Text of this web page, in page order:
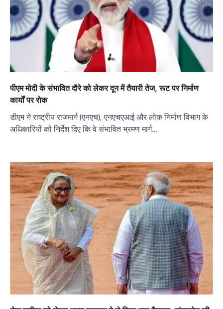
पीएम मोदी के संभावित दौरे को लेकर दून में तैयारी तेज, रूट पर निर्माण
कार्यों पर रोक
डीएम ने राष्ट्रीय राजमार्ग (एनएच), एनएचएआई और लोक निर्माण विभाग के
अधिकारियों को निर्देश दिए कि वे संभावित भ्रमण मार्ग…